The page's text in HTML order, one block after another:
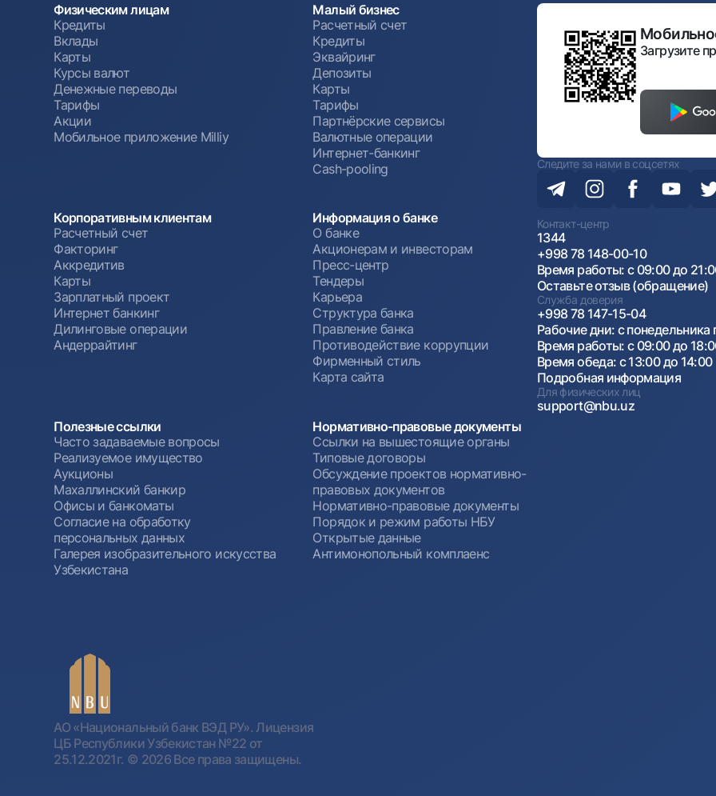
Физическим лицам
Кредиты
Вклады
Карты
Курсы валют
Денежные переводы
Тарифы
Акции
Мобильное приложение Milliy
Малый бизнес
Расчетный счет
Кредиты
Эквайринг
Депозиты
Карты
Тарифы
Партнёрские сервисы
Валютные операции
Интернет-банкинг
Cash-pooling
Корпоративным клиентам
Расчетный счет
Факторинг
Аккредитив
Карты
Зарплатный проект
Интернет банкинг
Дилинговые операции
Андеррайтинг
Информация о банке
О банке
Акционерам и инвесторам
Пресс-центр
Тендеры
Карьера
Структура банка
Правление банка
Противодействие коррупции
Фирменный стиль
Карта сайта
Полезные ссылки
Часто задаваемые вопросы
Реализуемое имущество
Аукционы
Махаллинский банкир
Офисы и банкоматы
Согласие на обработку
персональных данных
Галерея изобразительного искусства
Узбекистана
Нормативно-правовые документы
Ссылки на вышестоящие органы
Типовые договоры
Обсуждение проектов нормативно-
правовых документов
Нормативно-правовые документы
Порядок и режим работы НБУ
Открытые данные
Антимонопольный комплаенс
Загрузите
Следите за нами в соцсетях
Контакт-центр
1344
+998 78 148-00-10
Время работы: с 09:00 до
Оставьте отзыв (обращение)
Служба доверия
+998 78 147-15-04
Рабочие дни: с понедельника
Время работы: с 09:00 до
Время обеда: с 13:00 до 14:00
Подробная информация
Для физических лиц
support@nbu.uz
АО «Национальный банк ВЭД РУ». Лицензия
ЦБ Республики Узбекистан №22 от
25.12.2021г. © 2026 Все права защищены.